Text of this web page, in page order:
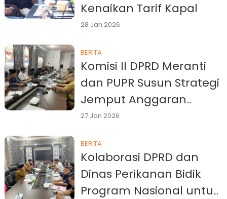
Kenaikan Tarif Kapal
28 Jan 2026
BERITA
Komisi II DPRD Meranti
dan PUPR Susun Strategi
Jemput Anggaran
Infrastruktur
27 Jan 2026
BERITA
Kolaborasi DPRD dan
Dinas Perikanan Bidik
Program Nasional untuk